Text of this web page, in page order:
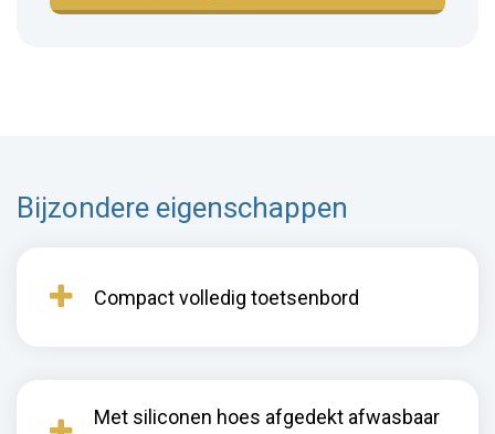
Bijzondere eigenschappen
Compact volledig toetsenbord
Met siliconen hoes afgedekt afwasbaar